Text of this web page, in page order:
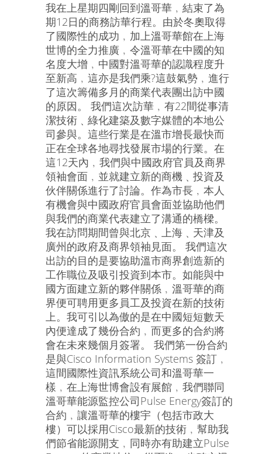
我在上星期四剛回到溫哥華﹐結束了為
期12日的商務訪華行程。由於冬奧取得
了國際性的成功﹐加上溫哥華館在上海
世博的全力推廣﹐令溫哥華在中國的知
名度大增﹐中國對溫哥華的認識程度升
至新高﹐這亦是我們乘?這鼓氣勢﹐進行
了這次籌備多月的商業代表團出訪中國
的原因。 我們這次訪華﹐有22間從事清
潔技術﹑綠化建築及數字媒體的本地公
司參與。這些行業是在溫市增長最快而
正在全球各地尋找發展市場的行業。在
這12天內﹐我們與中國政府官員及商界
領袖會面﹐並就建立新的商機﹑投資及
伙伴關係進行了討論。作為市長﹐本人
有機會與中國政府官員會面並協助他們
與我們的商業代表建立了溝通的橋樑。
我在訪問期間曾與北京﹑上海﹑天津及
廣州的政府及商界領袖見面。 我們這次
出訪的目的是要協助溫市商界創造新的
工作職位及吸引投資到本市。如能與中
國方面建立新的夥伴關係﹐溫哥華的商
界便可聘用更多員工及投資在新的技術
上。我可引以為傲的是在中國短短數天
內便達成了幾份合約﹐而更多的合約將
會在未來幾個月簽署。 我們第一份合約
是與Cisco Information Systems 簽訂﹐
這間國際性資訊系統公司和溫哥華一
樣﹐在上海世博會設有展館﹐我們聯同
溫哥華能源監控公司Pulse Energy簽訂的
合約﹐讓溫哥華的樓宇（包括市政大
樓）可以採用Cisco最新的技術﹐幫助我
們節省能源開支﹐同時亦有助建立Pulse